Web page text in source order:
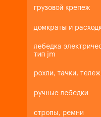
грузовой крепеж
домкраты и
лебедка
тип jm
рохли, тачки,
ручные лебедки
стропы, ремни